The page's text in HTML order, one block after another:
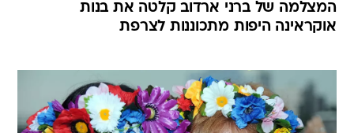
המצלמה של ברני ארדוב קלטה את בנות
אוקראינה היפות מתכוננות לצרפת